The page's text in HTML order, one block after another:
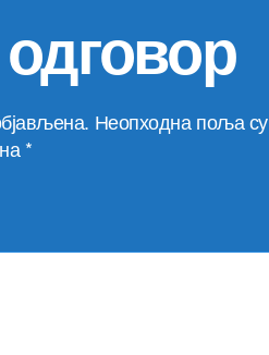
Неопходна поља су
*